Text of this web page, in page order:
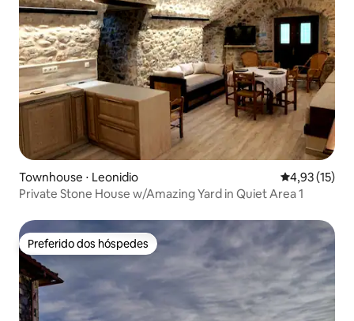
Townhouse ⋅ Leonidio 4,93 de uma
4,93 (15)
Private Stone House w/Amazing Yard in Quiet Area 1
Preferido dos hóspedes
Preferido dos hóspedes